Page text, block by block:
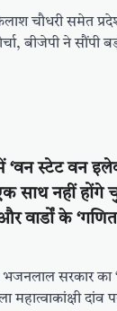
चौधरी समेत
बीजेपी ने सौंपी
‘वन स्टेट वन
साथ नहीं होंगे
वार्डों के
भजनलाल सरकार का
महात्वाकांक्षी दांव